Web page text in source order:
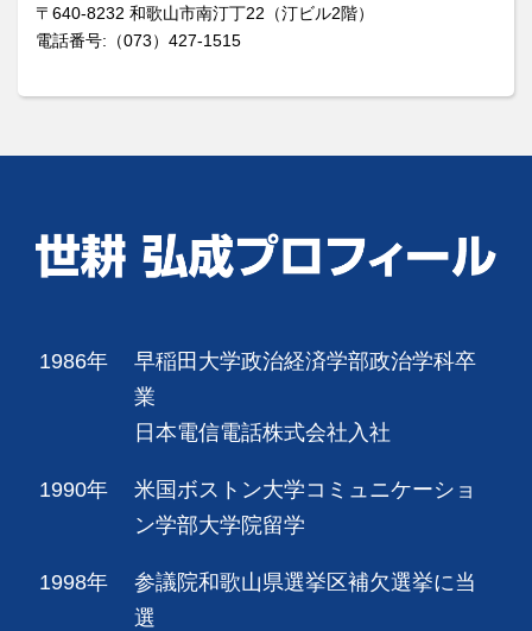
〒640-8232 和歌山市南汀丁22（汀ビル2階）
電話番号:（073）427-1515
1986年
早稲田大学政治経済学部政治学科卒
業
日本電信電話株式会社入社
1990年
米国ボストン大学コミュニケーショ
ン学部大学院留学
1998年
参議院和歌山県選挙区補欠選挙に当
選